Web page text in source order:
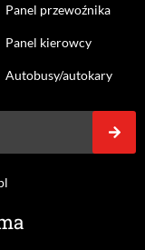
Panel przewoźnika
Panel kierowcy
Autobusy/autokary